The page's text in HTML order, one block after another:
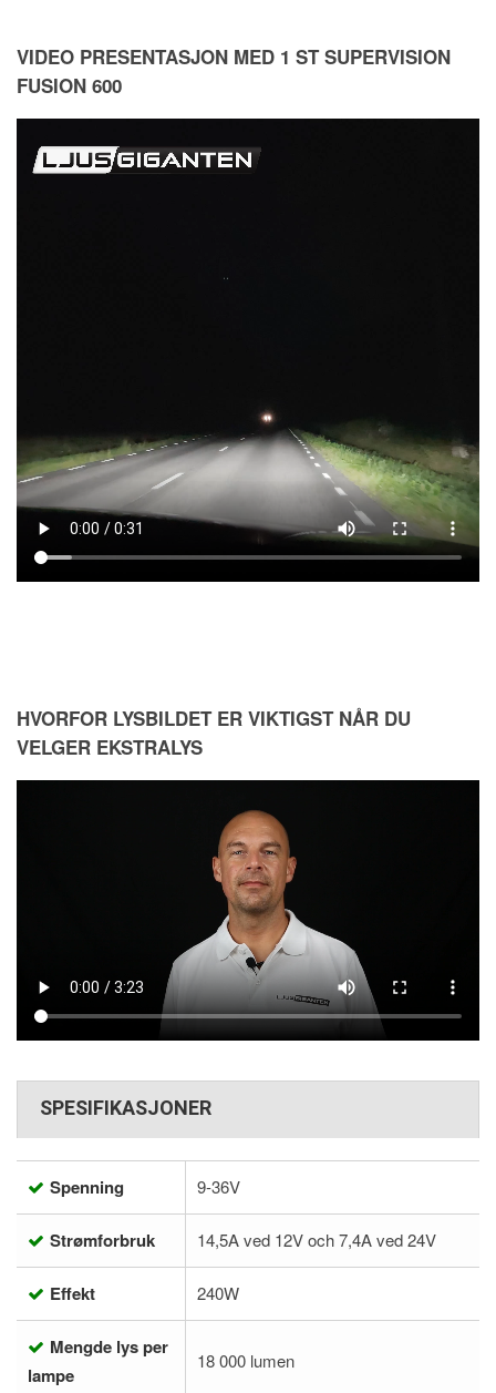
VIDEO PRESENTASJON MED 1 ST SUPERVISION
FUSION 600
HVORFOR LYSBILDET ER VIKTIGST NÅR DU
VELGER EKSTRALYS
SPESIFIKASJONER
Spenning 9-36V
Strømforbruk 14,5A ved 12V och 7,4A ved 24V
Effekt 240W
Mengde lys per
lampe
18 000 lumen